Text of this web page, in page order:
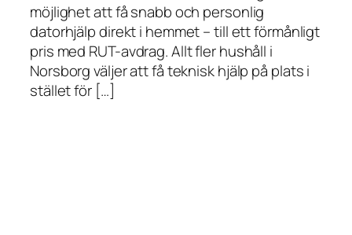
möjlighet att få snabb och personlig
datorhjälp direkt i hemmet – till ett förmånligt
pris med RUT-avdrag. Allt fler hushåll i
Norsborg väljer att få teknisk hjälp på plats i
stället för […]